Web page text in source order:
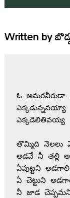
Written by
ఓ
ఎక్కడెలితివయ్య
తొమ్మిది నెలలు
అడవే నీ తల్లి
ఏపుట్టని
ఏ చెట్టుని
నీ జాడ